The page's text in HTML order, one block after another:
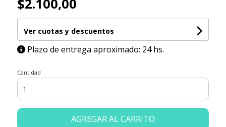
$2.100,00
Ver cuotas y descuentos
Plazo de entrega aproximado: 24 hs.
Cantidad
AGREGAR AL CARRITO